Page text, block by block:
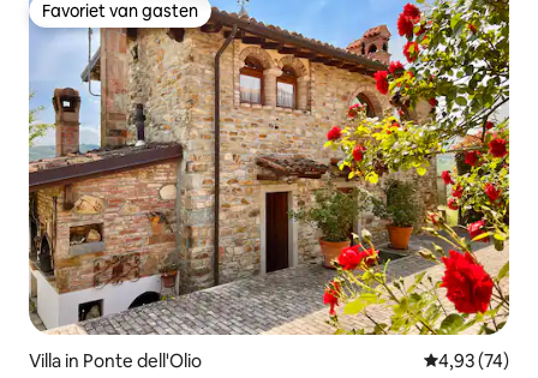
Favoriet van gasten
Favoriet van gasten
Villa in Ponte dell'Olio Gemiddelde
4,93 (74)